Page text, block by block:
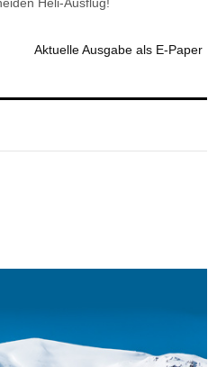
Aktuelle Ausgabe als E-Paper